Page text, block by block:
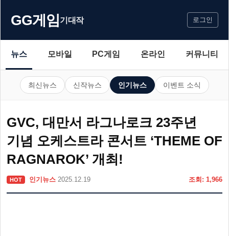
GG게임기대작 로그인
뉴스 모바일 PC게임 온라인 커뮤니티
최신뉴스 신작뉴스 인기뉴스 이벤트 소식
GVC, 대만서 라그나로크 23주년
기념 오케스트라 콘서트 ‘THEME OF
RAGNAROK’ 개최!
HOT 인기뉴스 2025.12.19 조회: 1,966